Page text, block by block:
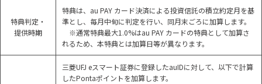
特典判定・
提供時期
特典は、au PAY カード決済による投資信託の積立約定月を基
準とし、毎月中旬に判定を行い、同月末ごろに加算します。
※通常特典最大1.0%はau PAY カードの特典として加算さ
れるため、本特典とは加算日等が異なります。
三菱UFJ eスマート証券に登録したauIDに対して、以下で計算
したPontaポイントを加算します。